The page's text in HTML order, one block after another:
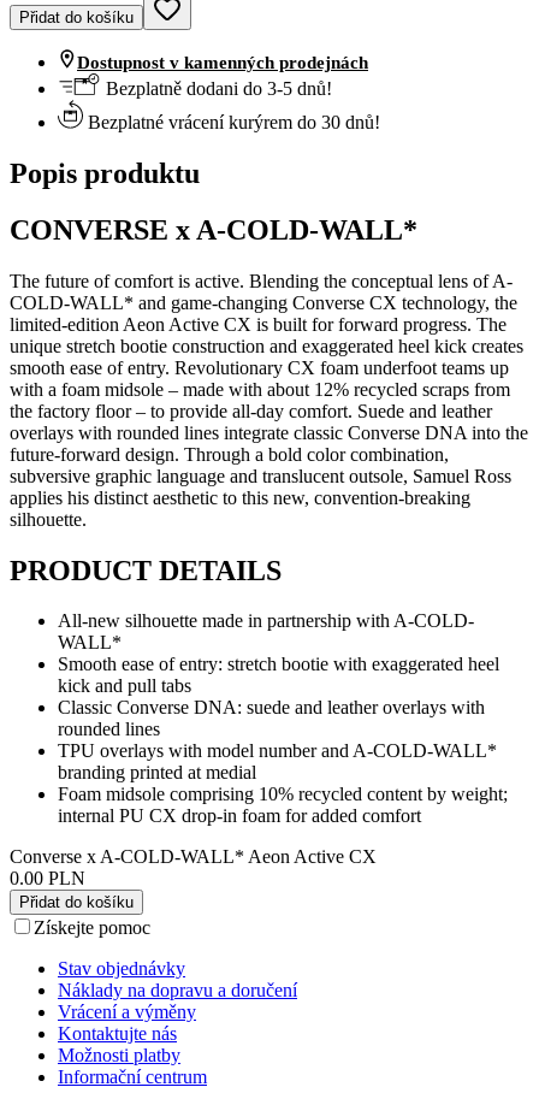
Přidat do košíku
Dostupnost v kamenných prodejnách
Bezplatně dodani do 3-5 dnů!
Bezplatné vrácení kurýrem do 30 dnů!
Popis produktu
CONVERSE x A-COLD-WALL*
The future of comfort is active. Blending the conceptual lens of A-
COLD-WALL* and game-changing Converse CX technology, the
limited-edition Aeon Active CX is built for forward progress. The
unique stretch bootie construction and exaggerated heel kick creates
smooth ease of entry. Revolutionary CX foam underfoot teams up
with a foam midsole – made with about 12% recycled scraps from
the factory floor – to provide all-day comfort. Suede and leather
overlays with rounded lines integrate classic Converse DNA into the
future-forward design. Through a bold color combination,
subversive graphic language and translucent outsole, Samuel Ross
applies his distinct aesthetic to this new, convention-breaking
silhouette.
PRODUCT DETAILS
All-new silhouette made in partnership with A-COLD-
WALL*
Smooth ease of entry: stretch bootie with exaggerated heel
kick and pull tabs
Classic Converse DNA: suede and leather overlays with
rounded lines
TPU overlays with model number and A-COLD-WALL*
branding printed at medial
Foam midsole comprising 10% recycled content by weight;
internal PU CX drop-in foam for added comfort
Converse x A-COLD-WALL* Aeon Active CX
0.00 PLN
Přidat do košíku
Získejte pomoc
Stav objednávky
Náklady na dopravu a doručení
Vrácení a výměny
Kontaktujte nás
Možnosti platby
Informační centrum